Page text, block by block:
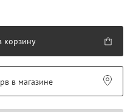
корзину
в магазине